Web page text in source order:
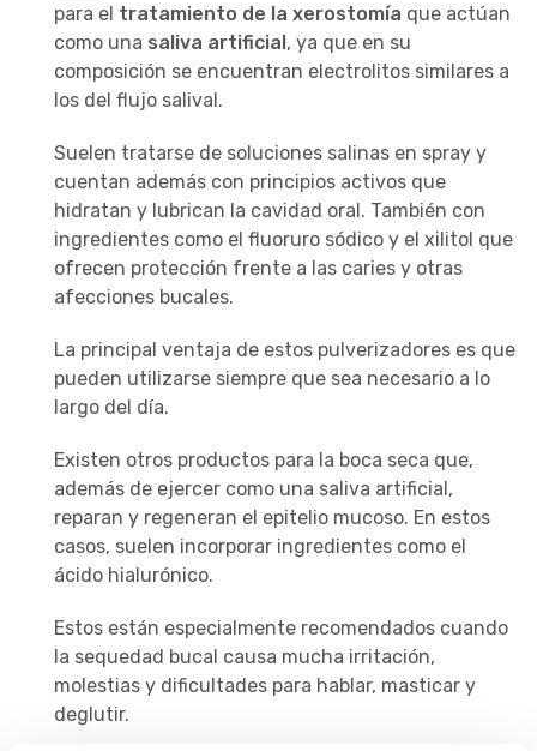
para el tratamiento de la xerostomía que actúan
como una saliva artificial, ya que en su
composición se encuentran electrolitos similares a
los del flujo salival.
Suelen tratarse de soluciones salinas en spray y
cuentan además con principios activos que
hidratan y lubrican la cavidad oral. También con
ingredientes como el fluoruro sódico y el xilitol que
ofrecen protección frente a las caries y otras
afecciones bucales.
La principal ventaja de estos pulverizadores es que
pueden utilizarse siempre que sea necesario a lo
largo del día.
Existen otros productos para la boca seca que,
además de ejercer como una saliva artificial,
reparan y regeneran el epitelio mucoso. En estos
casos, suelen incorporar ingredientes como el
ácido hialurónico.
Estos están especialmente recomendados cuando
la sequedad bucal causa mucha irritación,
molestias y dificultades para hablar, masticar y
deglutir.